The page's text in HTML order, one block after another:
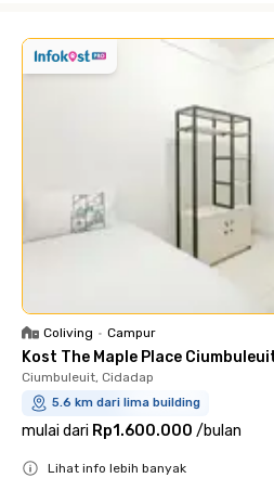
Coliving • Campur
Kost The Maple Place
Ciumbuleuit, Cidadap
5.6 km dari lima building
mulai dari Rp1.600.000 /bulan
Lihat info lebih banyak